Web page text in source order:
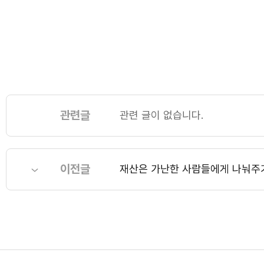
관련글 관련 글이 없습니다.
이전글 재산은 가난한 사람들에게 나눠